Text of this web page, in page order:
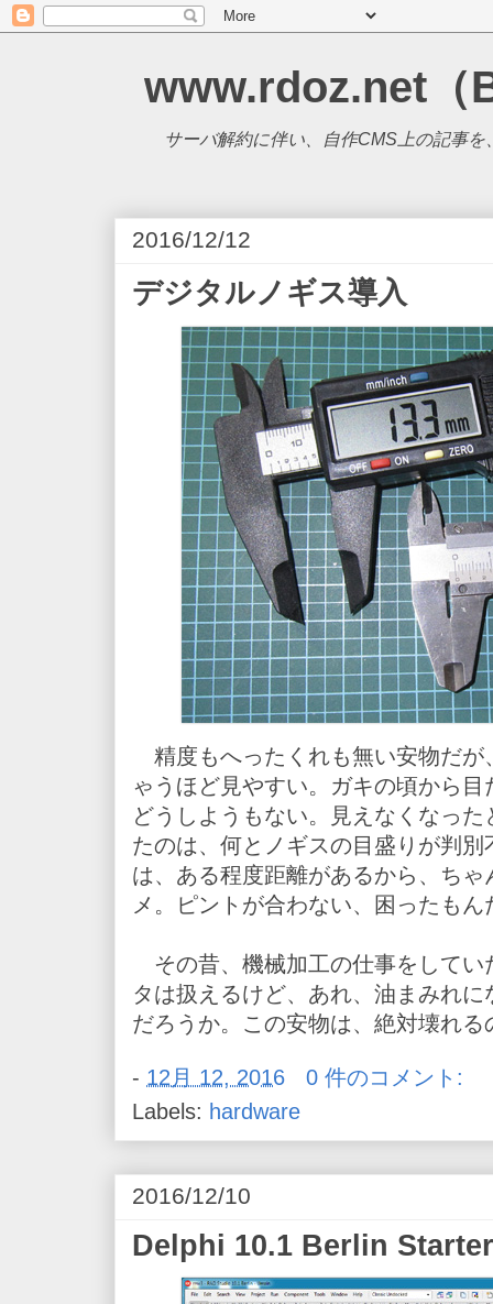
www.rdoz.net（
サーバ解約に伴い、自作CMS上の記事を
2016/12/12
デジタルノギス導入
精度もへったくれも無い安物だが
ゃうほど見やすい。ガキの頃から
どうしようもない。見えなくなっ
たのは、何とノギスの目盛りが判
は、ある程度距離があるから、ち
メ。ピントが合わない、困ったもん
その昔、機械加工の仕事をしてい
タは扱えるけど、あれ、油まみれ
だろうか。この安物は、絶対壊れ
- 12月 12, 2016
0 件のコメント:
Labels: hardware
2016/12/10
Delphi 10.1 Berlin